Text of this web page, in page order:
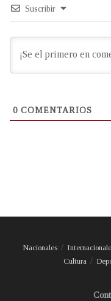
Suscribir
0 COMENTARIOS
Nacionales
Cultura